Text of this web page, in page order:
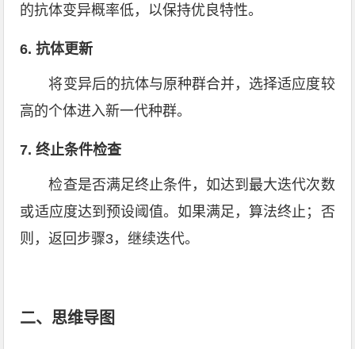
的抗体变异概率低，以保持优良特性。
6. 抗体更新
将变异后的抗体与原种群合并，选择适应度较
高的个体进入新一代种群。
7. 终止条件检查
检查是否满足终止条件，如达到最大迭代次数
或适应度达到预设阈值。如果满足，算法终止；否
则，返回步骤3，继续迭代。
二、思维导图